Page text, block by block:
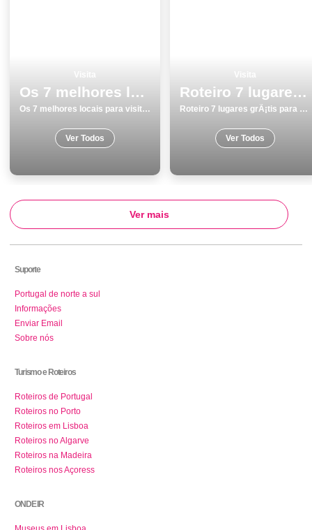
Os 7 melhores locais para visitar em Chaves
Os 7 melhores locais para visitar em Chaves
Ver Todos
Roteiro 7 lugares grÃ¡tis para visitar em Costa da Caparica
Roteiro 7 lugares grÃ¡tis para visitar em Costa da Caparica
Ver Todos
Ver mais
Suporte
Portugal de norte a sul
Informações
Enviar Email
Sobre nós
Turismo e Roteiros
Roteiros de Portugal
Roteiros no Porto
Roteiros em Lisboa
Roteiros no Algarve
Roteiros na Madeira
Roteiros nos Açoress
ONDE IR